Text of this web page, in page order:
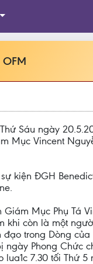
Sáu ngày
Mục Vincent
kiện ĐGH
Mục Phụ Tá
khi còn là một
trong Dòng
Phong Chức
7.30 tối Thứ